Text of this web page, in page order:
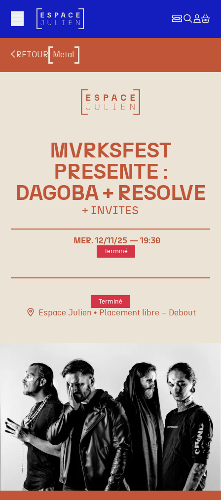
RETOUR Metal
MVRKSFEST
PRESENTE :
DAGOBA + RESOLVE
+ INVITES
MER. 12/11 /25 19:30
Terminé
Terminé
Espace Julien • Placement libre – Debout